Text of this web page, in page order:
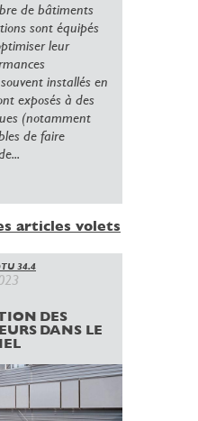
de bâtiments
sont équipés
leur
installés en
exposés à des
(notamment
de faire
articles volets
34.4
DES
DANS LE